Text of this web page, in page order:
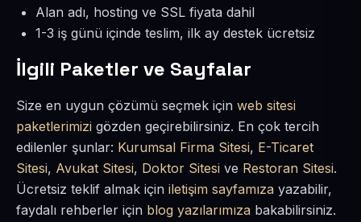
Alan adı, hosting ve SSL fiyata dahil
1-3 iş günü içinde teslim, ilk ay destek ücretsiz
İlgili Paketler ve Sayfalar
Size en uygun çözümü seçmek için web sitesi
paketlerimizi gözden geçirebilirsiniz. En çok tercih
edilenler şunlar: Kurumsal Firma Sitesi, E-Ticaret
Sitesi, Avukat Sitesi, Doktor Sitesi ve Restoran Sitesi.
Ücretsiz teklif almak için iletişim sayfamıza yazabilir,
faydalı rehberler için blog yazılarımıza bakabilirsiniz.